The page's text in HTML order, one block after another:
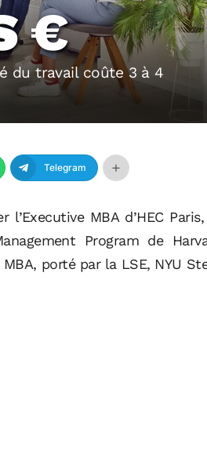
€
du travail coûte 3 à 4
Telegram
MBA d’HEC
Program de
porté par la LSE, NYU